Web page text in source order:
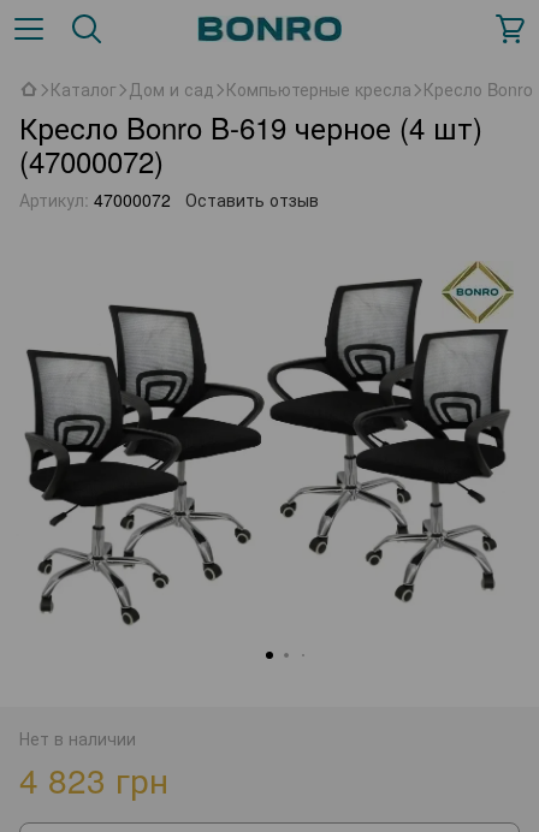
Каталог Дом и сад Компьютерные кресла Кресло
Кресло Bonro B-619 черное (4 шт)
(47000072)
Артикул: 47000072 Оставить отзыв
Нет в наличии
4 823 грн